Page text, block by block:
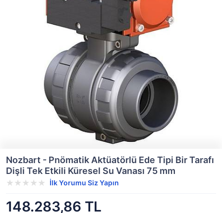
Nozbart - Pnömatik Aktüatörlü Ede Tipi Bir Tarafı
Dişli Tek Etkili Küresel Su Vanası 75 mm
İlk Yorumu Siz Yapın
148.283,86 TL